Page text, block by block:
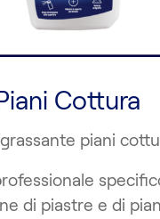
Cottura
piani
di piastre e di